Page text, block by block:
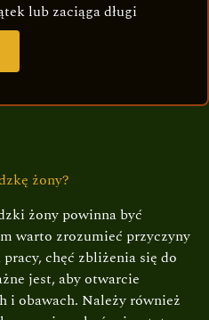
lub zaciąga długi
żony?
żony powinna być
warto zrozumieć przyczyny
chęć zbliżenia się do
jest, aby otwarcie
i obawach. Należy również